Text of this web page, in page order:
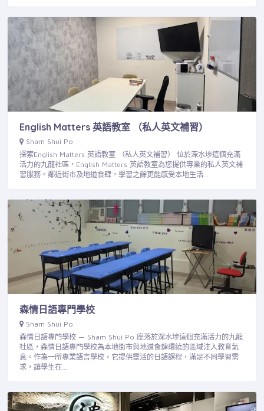
English Matters 英語教室 （私人英文補習）
Sham Shui Po
探索English Matters 英語教室 （私人英文補習） 位於深水埗這個充滿
活力的九龍社區，English Matters 英語教室為您提供專業的私人英文補
習服務。鄰近街市及地道食肆，學習之餘更能感受本地生活…
森情日語專門學校
Sham Shui Po
森情日語專門學校 — Sham Shui Po 座落於深水埗這個充滿活力的九龍
社區，森情日語專門學校為本地街市與地道食肆環繞的區域注入教育氣
息。作為一所專業語言學校，它提供靈活的日語課程，滿足不同學習需
求，讓學生在…